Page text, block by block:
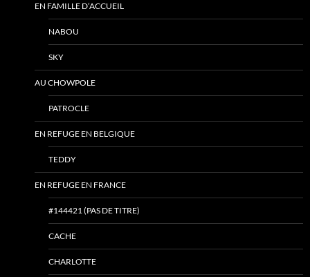
EN FAMILLE D’ACCUEIL
NABOU
SKY
AU CHOWPOLE
PATROCLE
EN REFUGE EN BELGIQUE
TEDDY
EN REFUGE EN FRANCE
#144421 (PAS DE TITRE)
CACHE
CHARLOTTE